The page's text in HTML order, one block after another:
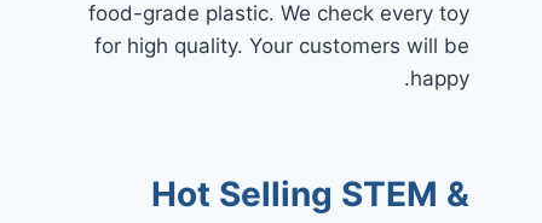
food-grade plastic. We check every toy
for high quality. Your customers will be
happy.
Hot Selling STEM &